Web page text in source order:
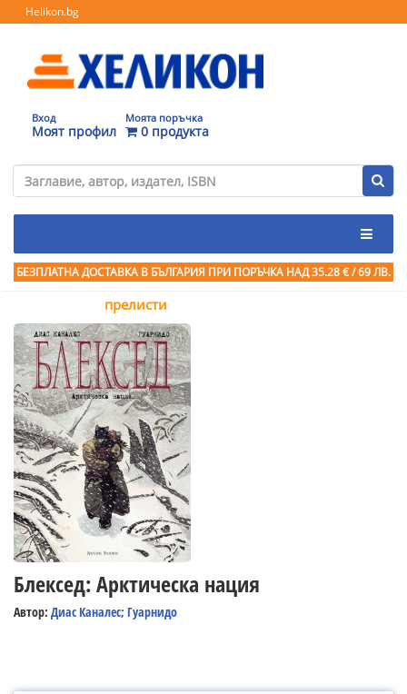
Helikon.bg
Вход
Моят профил
Моята поръчка
0 продукта
БЕЗПЛАТНА ДОСТАВКА В БЪЛГАРИЯ ПРИ ПОРЪЧКА НАД 35.28 € / 69 ЛВ.
прелисти
Блексед: Арктическа нация
Автор: Диас Каналес; Гуарнидо